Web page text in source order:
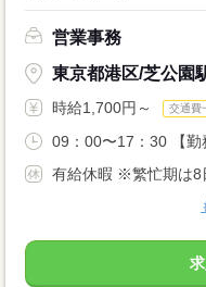
営業事務
東京都港区/芝公園
時給1,700円～ 交通費
09：00〜17：30 【
有給休暇 ※繁忙期は8